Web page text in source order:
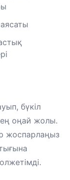
бүкіл
ең оңай жолы.
жоспарлаңыз